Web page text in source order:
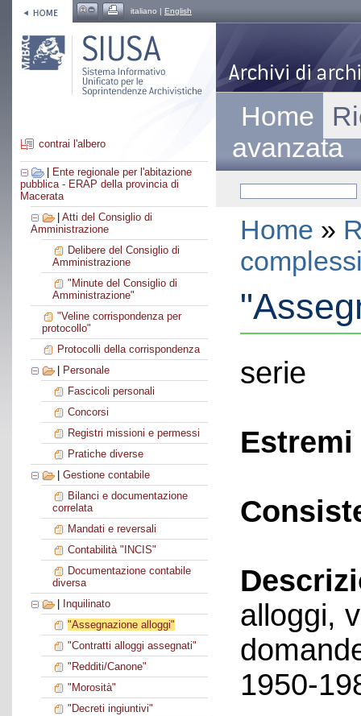
italiano | English
contrai l'albero
Ente regionale per l'abitazione
pubblica - ERAP della provincia di
Macerata
Atti del Consiglio di
Amministrazione
Delibere del Consiglio di
Amministrazione
"Minute del Consiglio di
Amministrazione"
"Veline corrispondenza per
protocollo"
Protocolli della corrispondenza
Personale
Fascicoli personali
Concorsi
Registri missioni e permessi
Pratiche diverse
Gestione contabile
Bilanci e documentazione
correlata
Mandati e reversali
Contabilità "INCIS"
Documentazione contabile
diversa
Inquilinato
"Assegnazione alloggi"
"Contratti alloggi assegnati"
"Redditi/Canone"
"Morosità"
"Decreti ingiuntivi"
Home
avanzata
Home »
serie
alloggi,
1950-